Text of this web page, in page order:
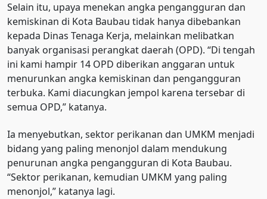
Selain itu, upaya menekan angka pengangguran dan
kemiskinan di Kota Baubau tidak hanya dibebankan
kepada Dinas Tenaga Kerja, melainkan melibatkan
banyak organisasi perangkat daerah (OPD). “Di tengah
ini kami hampir 14 OPD diberikan anggaran untuk
menurunkan angka kemiskinan dan pengangguran
terbuka. Kami diacungkan jempol karena tersebar di
semua OPD,” katanya.
Ia menyebutkan, sektor perikanan dan UMKM menjadi
bidang yang paling menonjol dalam mendukung
penurunan angka pengangguran di Kota Baubau.
“Sektor perikanan, kemudian UMKM yang paling
menonjol,” katanya lagi.